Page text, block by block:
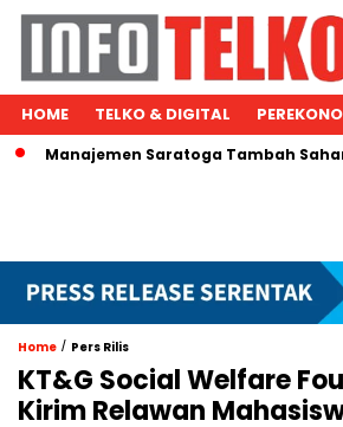
HOME TELKO & DIGITAL
Saratoga Tambah Saham,
Home / Pers Rilis
KT&G Social Welfare
Kirim Relawan